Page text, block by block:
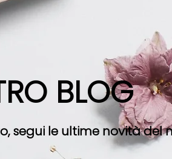
BLOG
segui le ultime novità del